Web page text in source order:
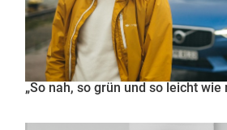
„So nah, so grün und so leicht wie